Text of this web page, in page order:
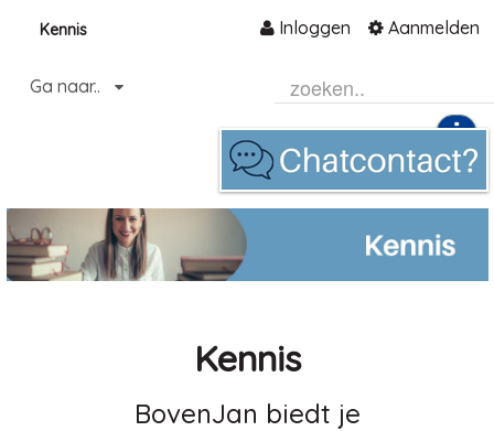
Inloggen Aanmelden
Kennis
Home
Hulp en ondersteuning
Over ons platform
Ga naar..
Kennis
BovenJan biedt je